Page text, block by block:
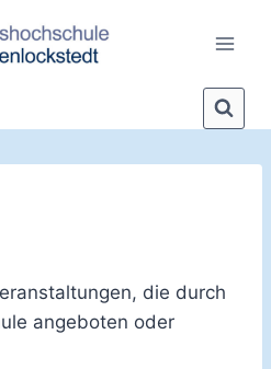
die durch
angeboten oder